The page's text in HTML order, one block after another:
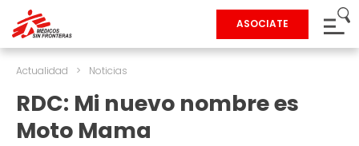
ASOCIATE
Actualidad > Noticias
RDC: Mi nuevo nombre es
Moto Mama